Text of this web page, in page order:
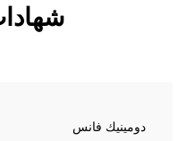
دومينيك فانس